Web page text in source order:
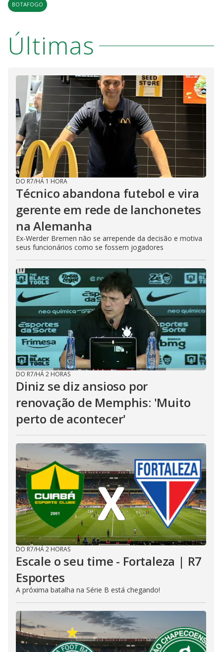
BOTAFOGO
Últimas
DO R7/HÁ 1 HORA
Técnico abandona futebol e vira
gerente em rede de lanchonetes
na Alemanha
Ex-Werder Bremen não se arrepende da decisão e motiva
seus funcionários como se fossem jogadores
DO R7/HÁ 2 HORAS
Diniz se diz ansioso por
renovação de Memphis: 'Muito
perto de acontecer'
DO R7/HÁ 2 HORAS
Escale o seu time - Fortaleza | R7
Esportes
A próxima batalha na Série B está chegando!